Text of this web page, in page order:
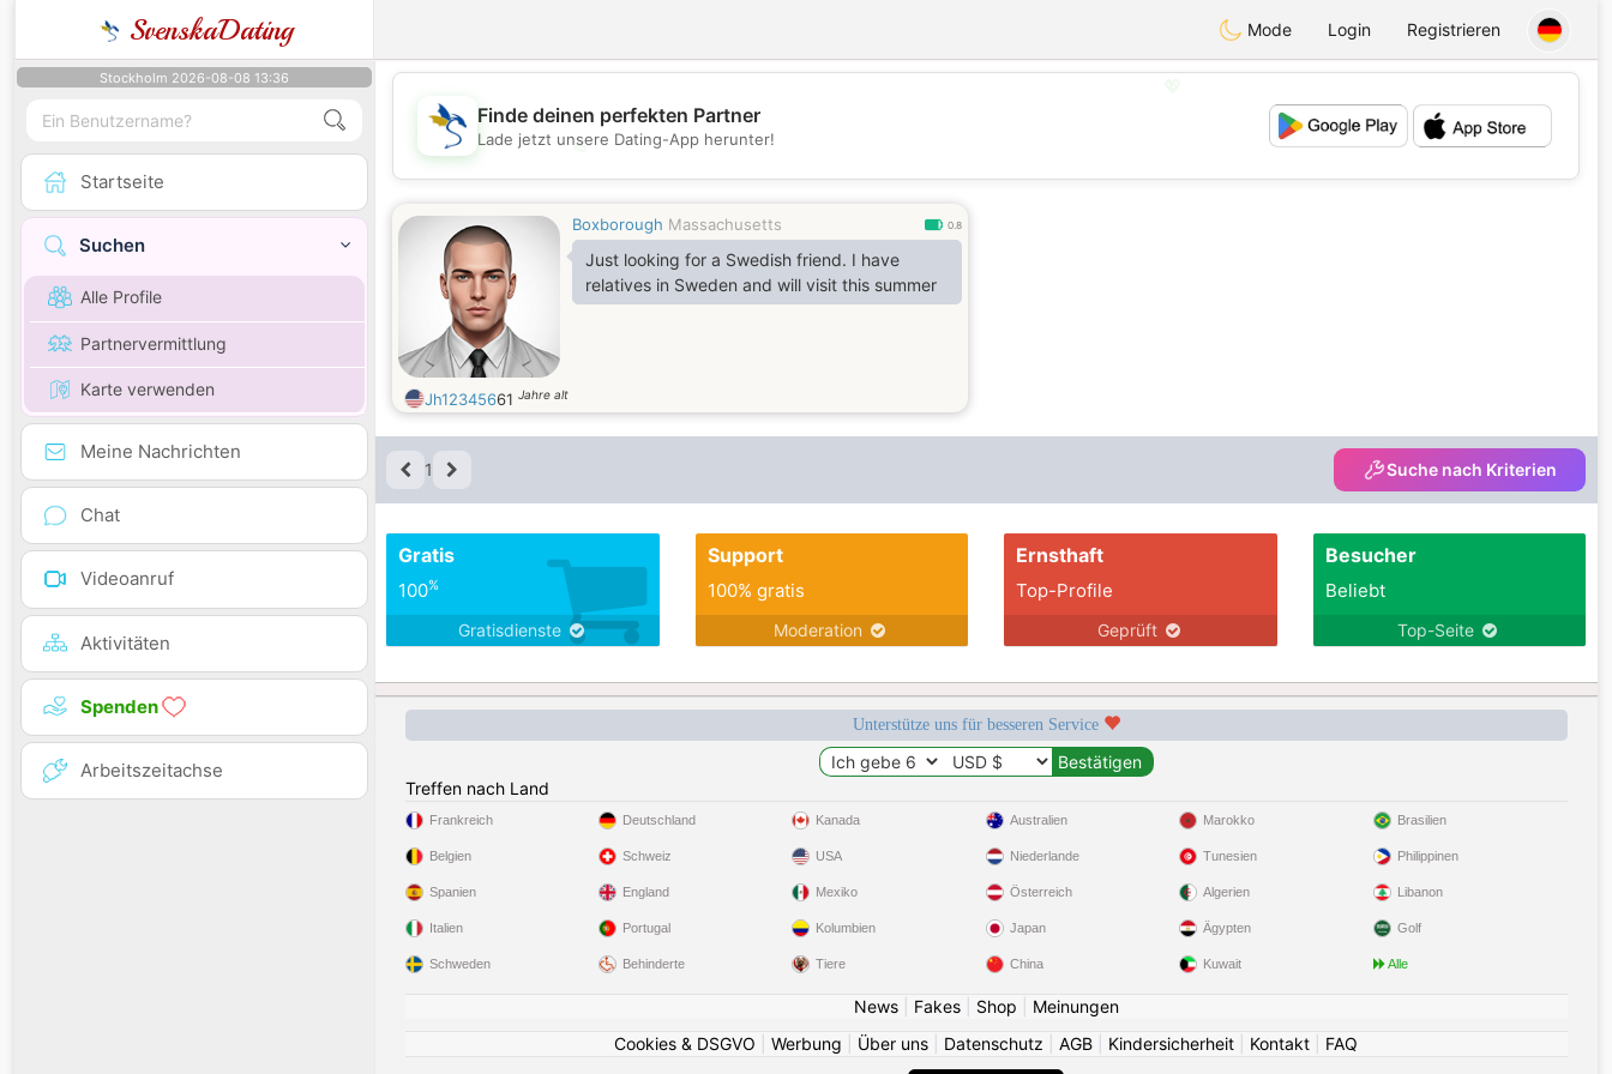
SvenskaDating Mode Login Registrieren
Stockholm 2026-08-08 13:36
Startseite
Suchen
Alle Profile
Partnervermittlung
Karte verwenden
Meine Nachrichten
Chat
Videoanruf
Aktivitäten
Spenden
Arbeitszeitachse
💖
💕
Finde deinen perfekten Partner
Lade jetzt unsere Dating-App herunter!
Boxborough Massachusetts 0.8
Just looking for a Swedish friend. I have
relatives in Sweden and will visit this summer
Jh12345661 Jahre alt
1 Suche nach Kriterien
Gratis
100%
Gratisdienste
Support
100% gratis
Moderation
Ernsthaft
Top-Profile
Geprüft
Besucher
Beliebt
Top-Seite
Unterstütze uns für besseren Service
Treffen nach Land
Frankreich
Belgien
Spanien
Italien
Schweden
Deutschland
Schweiz
England
Portugal
Behinderte
Kanada
USA
Mexiko
Kolumbien
Tiere
Australien
Niederlande
Österreich
Japan
China
Marokko
Tunesien
Algerien
Ägypten
Kuwait
Brasilien
Philippinen
Libanon
Golf
Alle
News| Fakes| Shop
Meinungen
Cookies & DSGVO
Werbung Über uns Datenschutz AGB Kindersicherheit Kontakt FAQ